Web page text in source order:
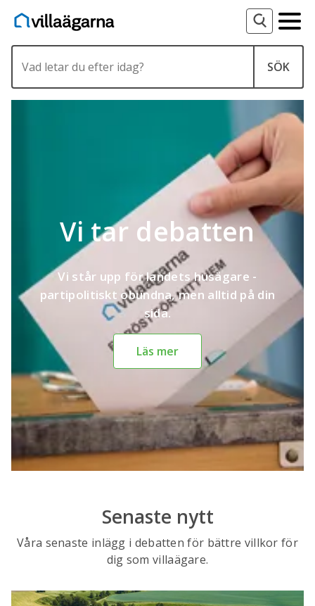
SÖK
Vi tar debatten
Vi står upp för landets husägare -
partipolitiskt obundna, men alltid på din
sida.
Läs mer
Senaste nytt
Våra senaste inlägg i debatten för bättre villkor för
dig som villaägare.